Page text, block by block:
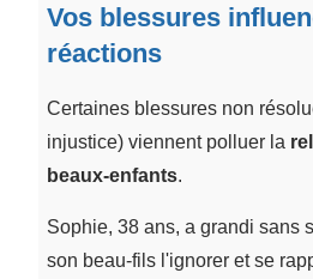
Vos blessures
réactions
Certaines blessures non
injustice) viennent polluer la
beaux-enfants.
Sophie, 38 ans, a grandi sans
son beau-fils l'ignorer et se